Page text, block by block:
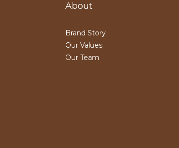
About
Brand Story
Our Values
Our Team